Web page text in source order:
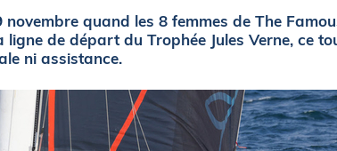
novembre quand les 8 femmes de The
ligne de départ du Trophée Jules Verne, ce
ni assistance.